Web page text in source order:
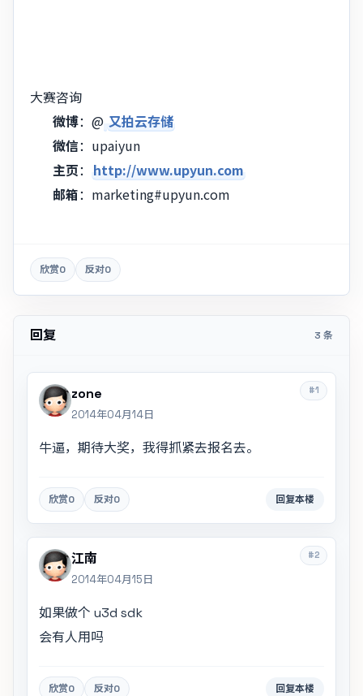
大赛咨询
微博：@ 又拍云存储
微信：upaiyun
主页： http://www.upyun.com
邮箱： marketing#upyun.com
欣赏0 反对0
回复 3 条
#1
zone
2014年04月14日
牛逼，期待大奖，我得抓紧去报名去。
欣赏0 反对0 回复本楼
#2
江南
2014年04月15日
如果做个 u3d sdk
会有人用吗
欣赏0 反对0 回复本楼